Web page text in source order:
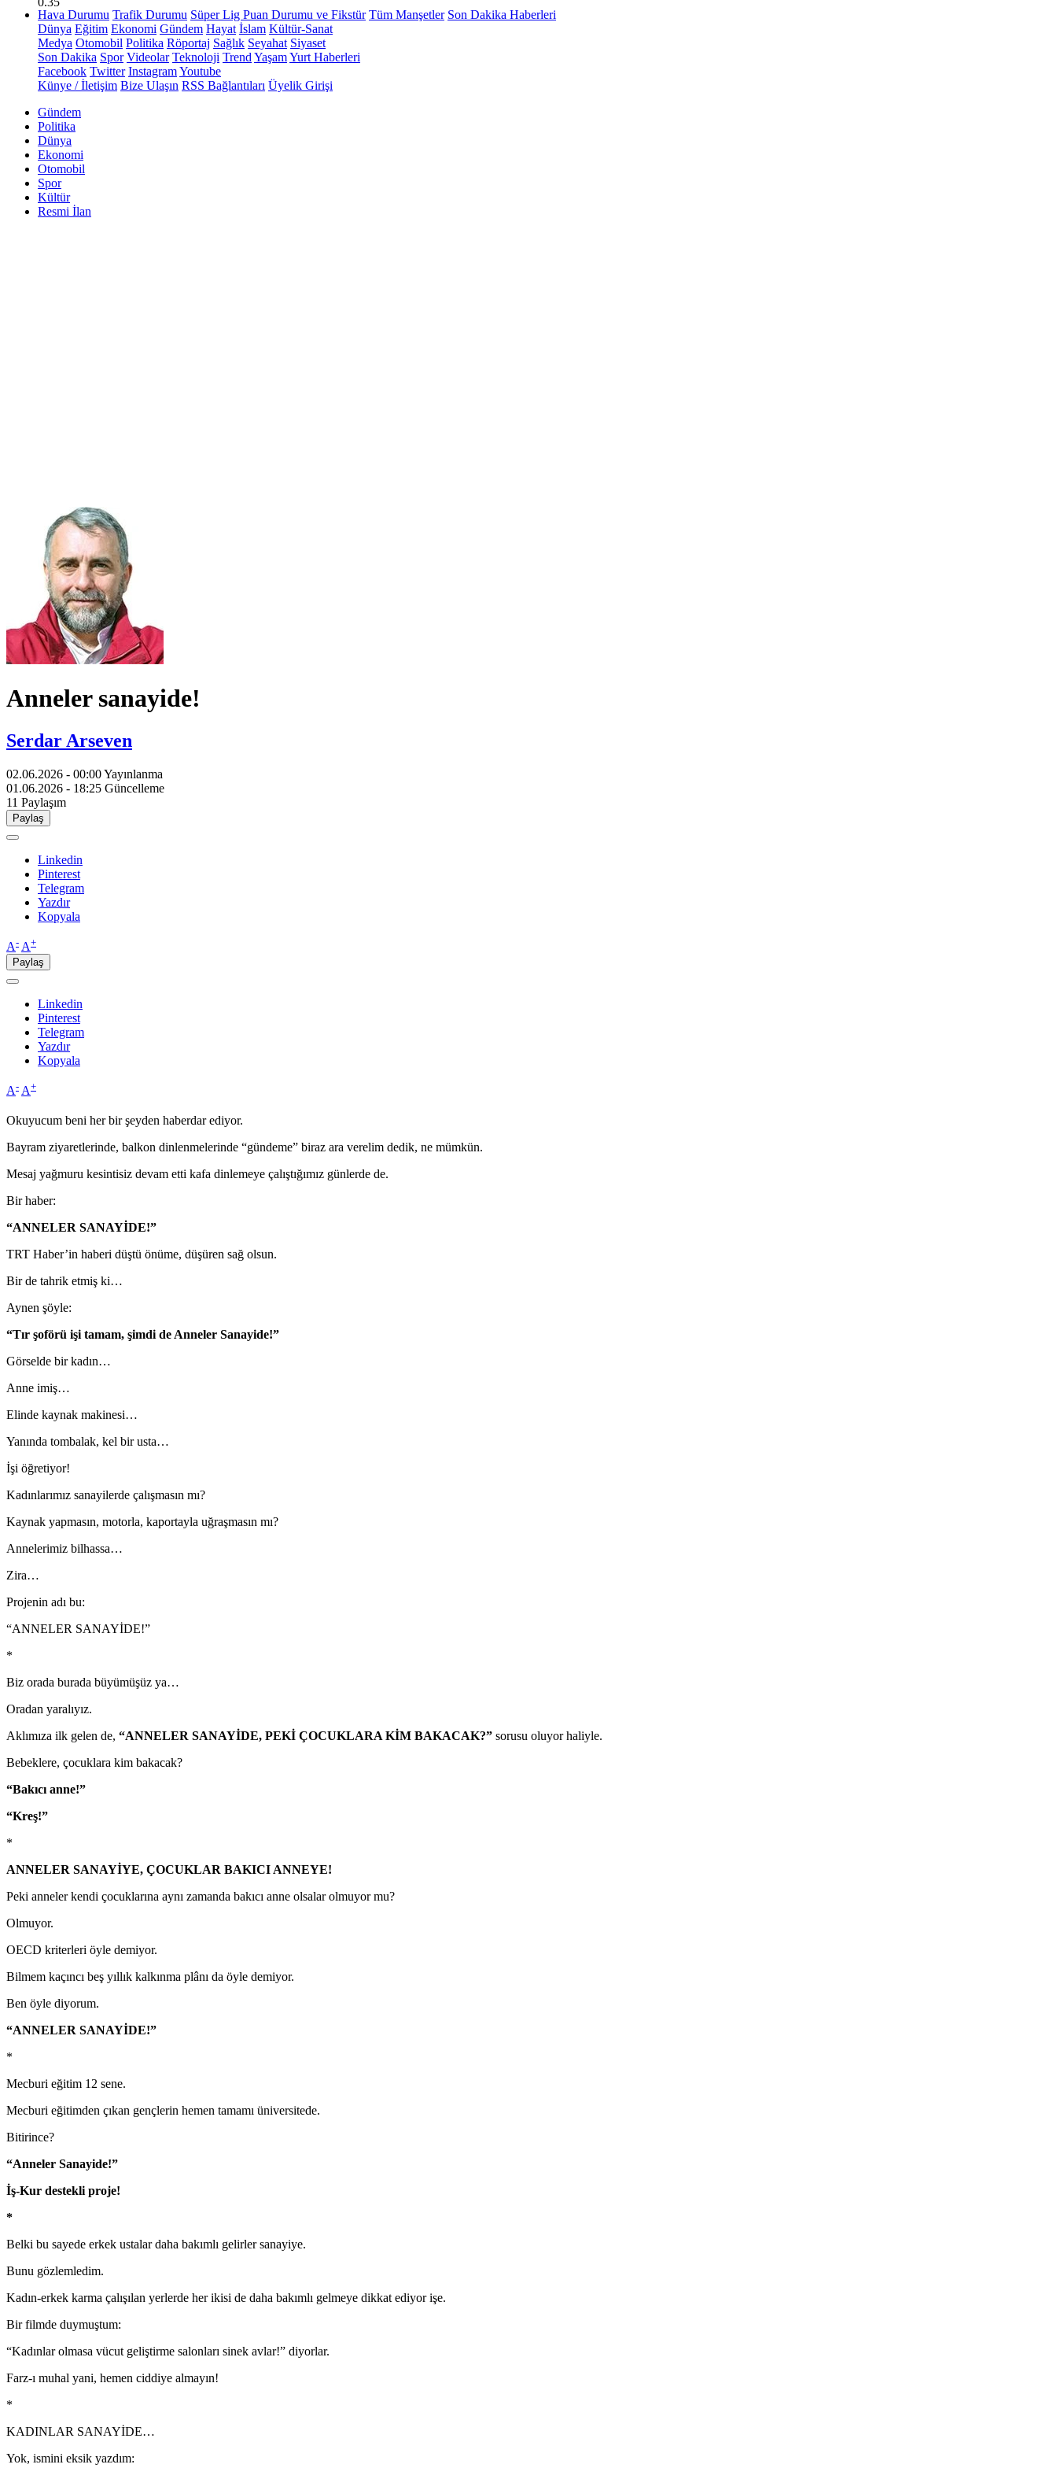
Hava Durumu Trafik Durumu Süper Lig Puan Durumu ve Fikstür Tüm Manşetler Son Dakika Haberleri
Dünya Eğitim Ekonomi Gündem Hayat İslam Kültür-Sanat
Medya Otomobil Politika Röportaj Sağlık Seyahat Siyaset
Son Dakika Spor Videolar Teknoloji Trend YaşamYurt Haberleri
Facebook Twitter InstagramYoutube
Künye / İletişim Bize Ulaşın RSS Bağlantıları Üyelik Girişi
Gündem
Politika
Dünya
Ekonomi
Otomobil
Spor
Kültür
Resmi İlan
Anneler sanayide!
Serdar Arseven
02.06.2026 - 00:00Yayınlanma
01.06.2026 - 18:25 Güncelleme
11 Paylaşım
Paylaş
Linkedin
Pinterest
Telegram
Yazdır
Kopyala
A- A+
Paylaş
Linkedin
Pinterest
Telegram
Yazdır
Kopyala
A- A+
Okuyucum beni her bir şeyden haberdar ediyor.
Bayram ziyaretlerinde, balkon dinlenmelerinde “gündeme” biraz ara verelim dedik, ne mümkün.
Mesaj yağmuru kesintisiz devam etti kafa dinlemeye çalıştığımız günlerde de.
Bir haber:
“ANNELER SANAYİDE!”
TRT Haber’in haberi düştü önüme, düşüren sağ olsun.
Bir de tahrik etmiş ki…
Aynen şöyle:
“Tır şoförü işi tamam, şimdi de Anneler Sanayide!”
Görselde bir kadın…
Anne imiş…
Elinde kaynak makinesi…
Yanında tombalak, kel bir usta…
İşi öğretiyor!
Kadınlarımız sanayilerde çalışmasın mı?
Kaynak yapmasın, motorla, kaportayla uğraşmasın mı?
Annelerimiz bilhassa…
Zira…
Projenin adı bu:
“ANNELER SANAYİDE!”
*
Biz orada burada büyümüşüz ya…
Oradan yaralıyız.
Aklımıza ilk gelen de, “ANNELER SANAYİDE, PEKİ ÇOCUKLARA KİM BAKACAK?” sorusu oluyor haliyle.
Bebeklere, çocuklara kim bakacak?
“Bakıcı anne!”
“Kreş!”
*
ANNELER SANAYİYE, ÇOCUKLAR BAKICI ANNEYE!
Peki anneler kendi çocuklarına aynı zamanda bakıcı anne olsalar olmuyor mu?
Olmuyor.
OECD kriterleri öyle demiyor.
Bilmem kaçıncı beş yıllık kalkınma plânı da öyle demiyor.
Ben öyle diyorum.
“ANNELER SANAYİDE!”
*
Mecburi eğitim 12 sene.
Mecburi eğitimden çıkan gençlerin hemen tamamı üniversitede.
Bitirince?
“Anneler Sanayide!”
İş-Kur destekli proje!
*
Belki bu sayede erkek ustalar daha bakımlı gelirler sanayiye.
Bunu gözlemledim.
Kadın-erkek karma çalışılan yerlerde her ikisi de daha bakımlı gelmeye dikkat ediyor işe.
Bir filmde duymuştum:
“Kadınlar olmasa vücut geliştirme salonları sinek avlar!” diyorlar.
Farz-ı muhal yani, hemen ciddiye almayın!
*
KADINLAR SANAYİDE…
Yok, ismini eksik yazdım: